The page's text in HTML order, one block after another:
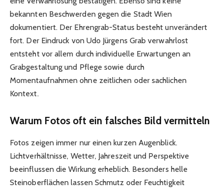
bekannten Beschwerden gegen die Stadt Wien
dokumentiert. Der Ehrengrab-Status besteht unverändert
fort. Der Eindruck von Udo Jürgens Grab verwahrlost
entsteht vor allem durch individuelle Erwartungen an
Grabgestaltung und Pflege sowie durch
Momentaufnahmen ohne zeitlichen oder sachlichen
Kontext.
Warum Fotos oft ein falsches Bild vermitteln
Fotos zeigen immer nur einen kurzen Augenblick.
Lichtverhältnisse, Wetter, Jahreszeit und Perspektive
beeinflussen die Wirkung erheblich. Besonders helle
Steinoberflächen lassen Schmutz oder Feuchtigkeit